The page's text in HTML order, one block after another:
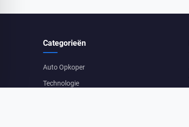
Categorieën
Auto Opkoper
Technologie